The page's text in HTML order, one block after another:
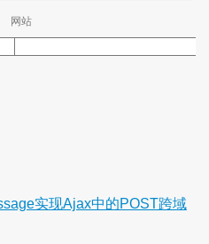
网站
实现Ajax中的POST跨域